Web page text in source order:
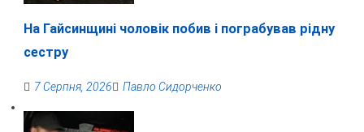
На Гайсинщині чоловік побив і пограбував рідну
сестру
7 Серпня, 2026 Павло Сидорченко